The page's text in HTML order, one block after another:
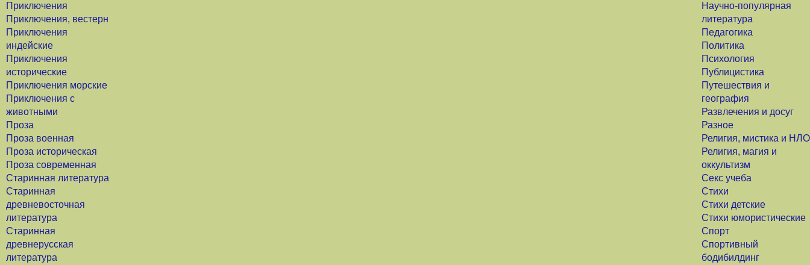
Приключения
Приключения, вестерн
Приключения
индейские
Приключения
исторические
Приключения морские
Приключения с
животными
Проза
Проза военная
Проза историческая
Проза современная
Старинная литература
Старинная
древневосточная
литература
Старинная
древнерусская
литература
Научно-популярная
литература
Педагогика
Политика
Психология
Публицистика
Путешествия и
география
Развлечения и досуг
Разное
Религия, мистика и НЛО
Религия, магия и
оккультизм
Секс учеба
Стихи
Стихи детские
Стихи юмористические
Спорт
Спортивный
бодибилдинг